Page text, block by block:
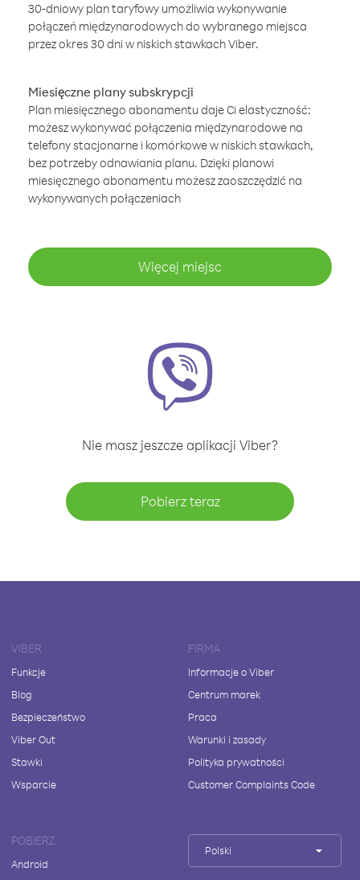
30-dniowy plan taryfowy umożliwia wykonywanie
połączeń międzynarodowych do wybranego miejsca
przez okres 30 dni w niskich stawkach Viber.
Miesięczne plany subskrypcji
Plan miesięcznego abonamentu daje Ci elastyczność:
możesz wykonywać połączenia międzynarodowe na
telefony stacjonarne i komórkowe w niskich stawkach,
bez potrzeby odnawiania planu. Dzięki planowi
miesięcznego abonamentu możesz zaoszczędzić na
wykonywanych połączeniach
Więcej miejsc
Nie masz jeszcze aplikacji Viber?
Pobierz teraz
VIBER
Funkcje
Blog
Bezpieczeństwo
Viber Out
Stawki
Wsparcie
FIRMA
Informacje o Viber
Centrum marek
Praca
Warunki i zasady
Polityka prywatności
Customer Complaints Code
POBIERZ
Android
Polski